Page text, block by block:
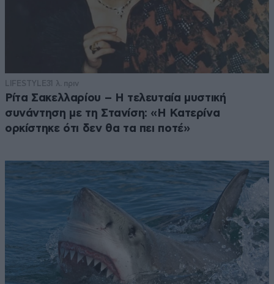
LIFESTYLE31 λ. πριν
Ρίτα Σακελλαρίου – Η τελευταία μυστική
συνάντηση με τη Στανίση: «Η Κατερίνα
ορκίστηκε ότι δεν θα τα πει ποτέ»